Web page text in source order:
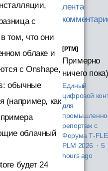
с
том, что они
облаке и
с Onshape,
обычные
(например, как
облачный
будет 24
лента
[PTM]
Примерно
ничего пока)
Единый
цифровой
для
репортаж с
Форума
PLM 2026 · 5
hours ago